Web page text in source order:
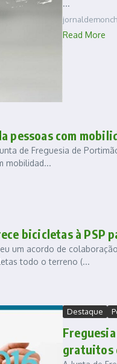
...
Read More
pessoas com
de Freguesia de
mobilidad...
bicicletas à PSP
um acordo de
todo o terreno (...
Destaque
gratuitos